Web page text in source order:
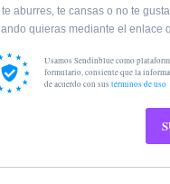
te aburres, te cansas o no te
quieras mediante el enlace
Usamos Sendinblue como
formulario, consiente que la
de acuerdo con sus términos de uso